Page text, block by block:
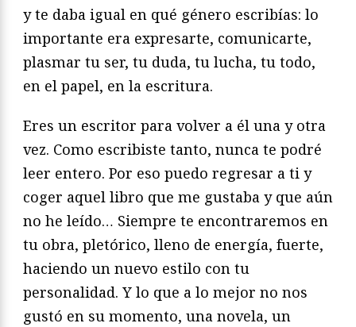
y te daba igual en qué género escribías: lo
importante era expresarte, comunicarte,
plasmar tu ser, tu duda, tu lucha, tu todo,
en el papel, en la escritura.
Eres un escritor para volver a él una y otra
vez. Como escribiste tanto, nunca te podré
leer entero. Por eso puedo regresar a ti y
coger aquel libro que me gustaba y que aún
no he leído… Siempre te encontraremos en
tu obra, pletórico, lleno de energía, fuerte,
haciendo un nuevo estilo con tu
personalidad. Y lo que a lo mejor no nos
gustó en su momento, una novela, un